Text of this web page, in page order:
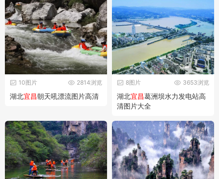
2814浏览
10图片
湖北宜昌朝天吼漂流图片高清
3653浏览
8图片
湖北宜昌葛洲坝水力发电站高
清图片大全